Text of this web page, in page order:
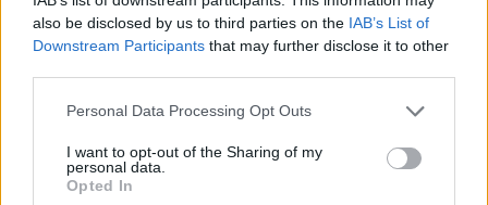
also be disclosed by us to third parties on the IAB’s List of
Downstream Participants that may further disclose it to other
Personal Data Processing Opt Outs
I want to opt-out of the Sharing of my
personal data.
Opted In
Unione Firenze - Capitolina 26-31
Classifica Girone 3
35 Lazio Rugby 1927